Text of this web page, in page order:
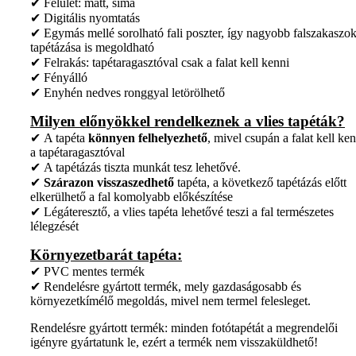
✔ Digitális nyomtatás
✔ Egymás mellé sorolható fali poszter, így nagyobb falszakaszok
tapétázása is megoldható
✔ Felrakás: tapétaragasztóval csak a falat kell kenni
✔ Fényálló
✔ Enyhén nedves ronggyal letörölhető
Milyen előnyökkel rendelkeznek a vlies tapéták?
✔ A tapéta könnyen felhelyezhető, mivel csupán a falat kell
a tapétaragasztóval
✔ A tapétázás tiszta munkát tesz lehetővé.
✔ Szárazon visszaszedhető tapéta, a következő tapétázás előtt
elkerülhető a fal komolyabb előkészítése
✔ Légáteresztő, a vlies tapéta lehetővé teszi a fal természetes
lélegzését
Környezetbarát tapéta:
✔ PVC mentes termék
✔ Rendelésre gyártott termék, mely gazdaságosabb és
környezetkímélő megoldás, mivel nem termel felesleget.
Rendelésre gyártott termék: minden fotótapétát a megrendelői
igényre gyártatunk le, ezért a termék nem visszaküldhető!